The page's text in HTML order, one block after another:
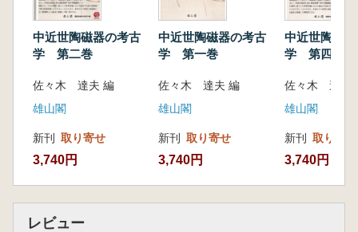
中近世陶磁器の考古
学 第二巻
佐々木 達夫 編
雄山閣
新刊 取り寄せ
3,740円
中近世陶磁器の考古
学 第一巻
佐々木 達夫 編
雄山閣
新刊 取り寄せ
3,740円
中近世陶磁
学 第四巻
佐々木 達夫
雄山閣
新刊 取り寄せ
3,740円
レビュー